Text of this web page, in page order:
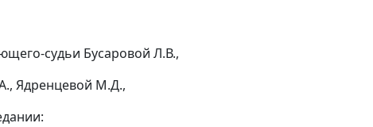
судьи Бусаровой Л.В.,
Ядренцевой М.Д.,